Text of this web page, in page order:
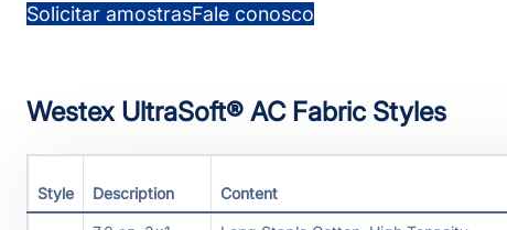
Solicitar amostrasFale conosco
Westex UltraSoft® AC Fabric Styles
Style Description Content